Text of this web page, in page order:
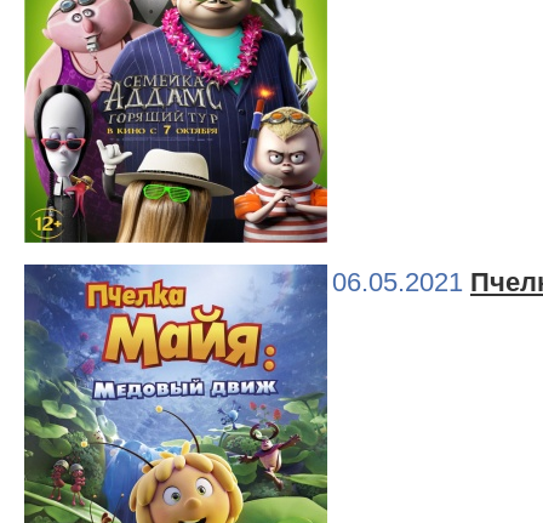
06.05.2021